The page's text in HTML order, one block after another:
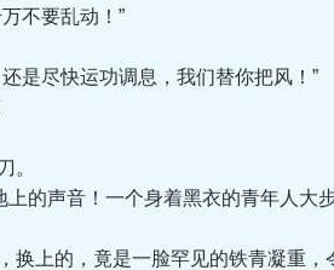
不要乱动！”
尽快运功调息，我们替你把风！”
。
的声音！一个身着黑衣的青年人大步
上的，竟是一脸罕见的铁青凝重，